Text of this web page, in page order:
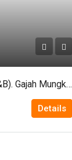
Sewa Ruko Jl.Sultan Agung (Ruko A&B). Gajah Mungkur Semarang – 11328
Details